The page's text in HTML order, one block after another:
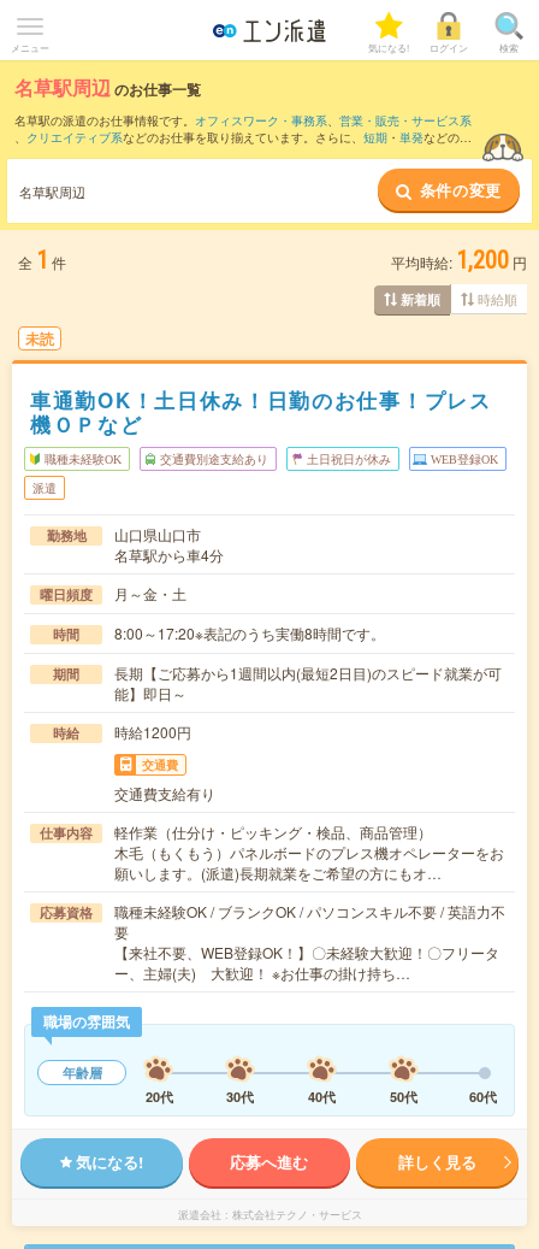
メニュー 気になる! ログイン 検索
名草駅周辺のお仕事一覧
名草駅の派遣のお仕事情報です。 オフィスワーク・事務系、 営業・販売・サービス系
、 クリエイティブ系などのお仕事を取り揃えています。さらに、 短期 ・ 単発などの期
また、地福駅
など近隣駅のお仕事もご確認いた
だけます。
名草駅周辺 条件の変更
全 1 件 平均時給: 1,200 円
新着順 時給順
未読
車通勤OK！土日休み！日勤のお仕事！プレス
機ＯＰなど
職種未経験OK 交通費別途支給あり 土日祝日が休み WEB登録OK
派遣
勤務地
山口県山口市
名草駅から車4分
曜日頻度 月～金・土
時間 8:00～17:20※表記のうち実働8時間です。
期間
長期【ご応募から1週間以内(最短2日目)のスピード就業が可
能】即日～
時給 時給1200円
交通費
交通費支給有り
仕事内容
軽作業（仕分け・ピッキング・検品、商品管理）
木毛（もくもう）パネルボードのプレス機オペレーターをお
願いします。(派遣)長期就業をご希望の方にもオ…
応募資格
職種未経験OK / ブランクOK / パソコンスキル不要 / 英語力不
要
【来社不要、WEB登録OK！】〇未経験大歓迎！〇フリータ
ー、主婦(夫) 大歓迎！ ※お仕事の掛け持ち…
職場の雰囲気
年齢層
20代
30代 40代 50代 60代
気になる! 応募へ進む 詳しく見る
派遣会社 株式会社テクノ・サービス